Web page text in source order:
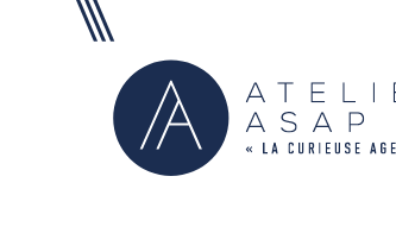
Aller au contenu